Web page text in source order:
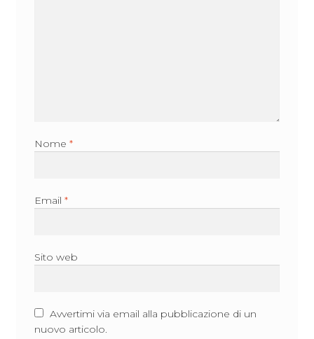
Nome *
Email *
Sito web
Avvertimi via email alla pubblicazione di un
nuovo articolo.